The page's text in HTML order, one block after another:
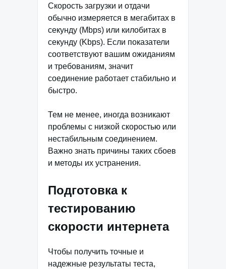
Скорость загрузки и отдачи
обычно измеряется в мегабитах в
секунду (Mbps) или килобитах в
секунду (Kbps). Если показатели
соответствуют вашим ожиданиям
и требованиям, значит
соединение работает стабильно и
быстро.
Тем не менее, иногда возникают
проблемы с низкой скоростью или
нестабильным соединением.
Важно знать причины таких сбоев
и методы их устранения.
Подготовка к
тестированию
скорости интернета
Чтобы получить точные и
надежные результаты теста,